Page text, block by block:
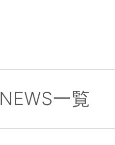
NEWS一覧